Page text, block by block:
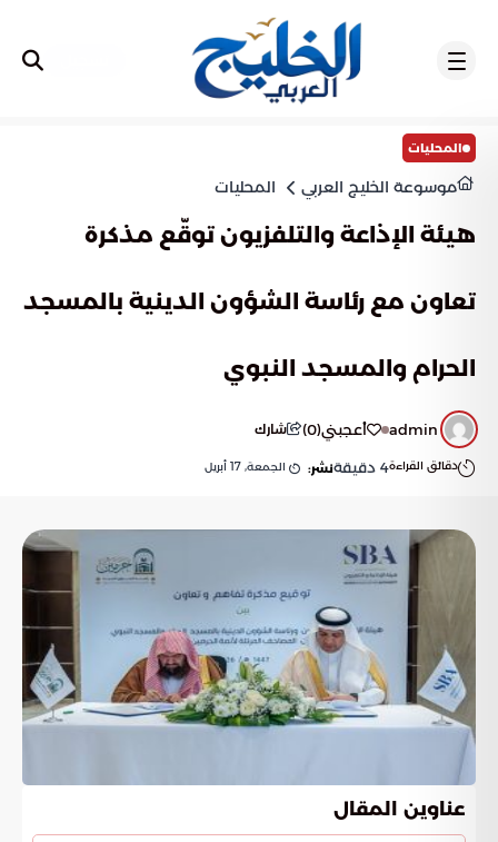
المحليات
موسوعة الخليج العربي المحليات
هيئة الإذاعة والتلفزيون توقّع مذكرة
تعاون مع رئاسة الشؤون الدينية بالمسجد
الحرام والمسجد النبوي
admin أعجبني(
0
) شارك
دقائق القراءة4 دقيقةنشر: الجمعة, 17 أبريل
عناوين المقال